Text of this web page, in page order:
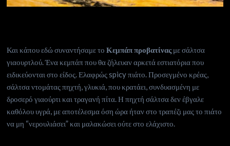
Και κάπου εδώ συναντήσαμε τοΚεμπάπ προβατίνας με σάλτσα
γιαουρτλού. Ένα κεμπάπ που θα ζήλευαν αρκετά εστιατόρια που
ειδικεύονται στο είδος. Ελαφρώς spicy πιάτο. Προσεγμένο κρέας,
σάλτσα ντομάτας πηχτή, γλυκιά, που κρατάει, συνδυασμένη με
δροσερό γιαούρτι και τραγανή πίτα. Η πηχτή σάλτσα δεν έβγαλε
καθόλου υγρά, με αποτέλεσμα όση ώρα ήταν στο τραπέζι μας το πιάτο
να μη “νερουλιάσει” και μαλακώσει ούτε στο ελάχιστο.